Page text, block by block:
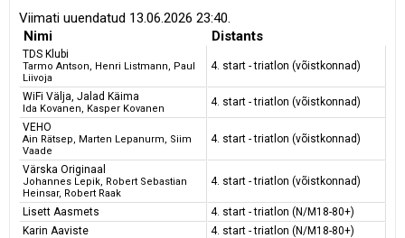
Viimati uuendatud 13.06.2026 23:40.
Nimi
Distants
TDS Klubi
Tarmo Antson, Henri Listmann, Paul
Liivoja
4. start - triatlon (võistkonnad)
WiFi Välja, Jalad Käima
Ida Kovanen, Kasper Kovanen
4. start - triatlon (võistkonnad)
VEHO
Ain Rätsep, Marten Lepanurm, Siim
Vaade
4. start - triatlon (võistkonnad)
Värska Originaal
Johannes Lepik, Robert Sebastian
Heinsar, Robert Raak
4. start - triatlon (võistkonnad)
Lisett Aasmets
4. start - triatlon (N/M18-80+)
Karin Aaviste
4. start - triatlon (N/M18-80+)